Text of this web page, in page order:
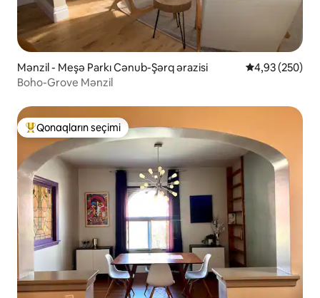
Mənzil - Meşə Parkı Cənub-Şərq ərazisi Ortalama
4,93 (250)
Boho-Grove Mənzil
Populyar "Qonaqların seçimi"
Qonaqların seçimi